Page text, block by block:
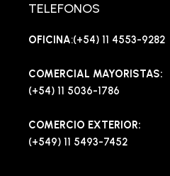
TELEFONOS
OFICINA:(+54) 11 4553-9282
COMERCIAL MAYORISTAS:
(+54) 11 5036-1786
COMERCIO EXTERIOR:
(+549) 11 5493-7452